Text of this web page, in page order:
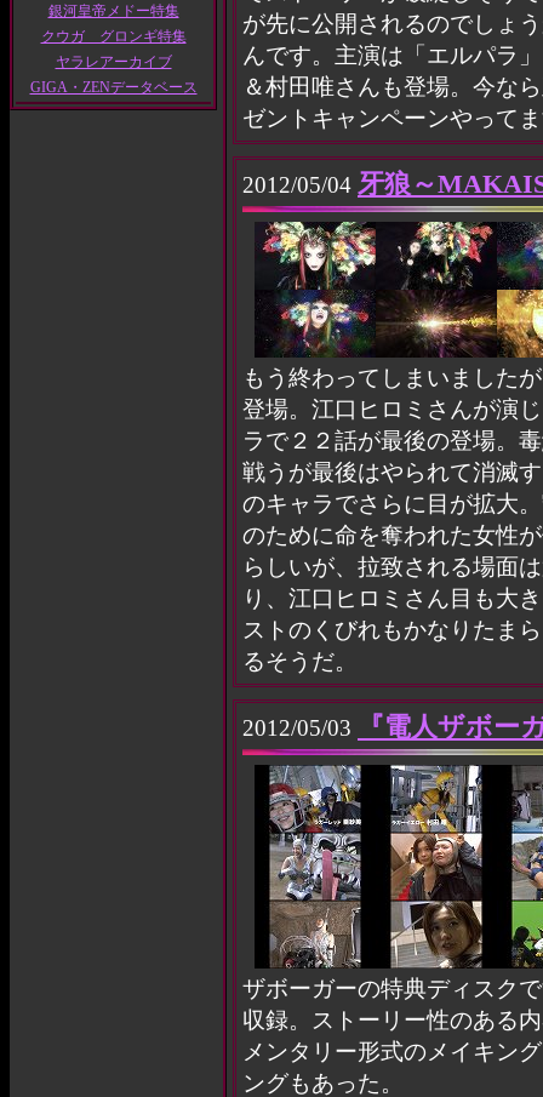
銀河皇帝メドー特集
クウガ グロンギ特集
ヤラレアーカイブ
GIGA・ZENデータベース
が先に公開されるのでしょ
んです。主演は「エルパラ
＆村田唯さんも登場。今な
ゼントキャンペーンやって
2012/05/04 牙狼～
もう終わってしまいました
登場。江口ヒロミさんが演
ラで２２話が最後の登場。
戦うが最後はやられて消滅
のキャラでさらに目が拡大
のために命を奪われた女性
らしいが、拉致される場面
り、江口ヒロミさん目も大
ストのくびれもかなりたま
るそうだ。
2012/05/03 『電人ザボー
ザボーガーの特典ディスク
収録。ストーリー性のある
メンタリー形式のメイキン
ングもあった。